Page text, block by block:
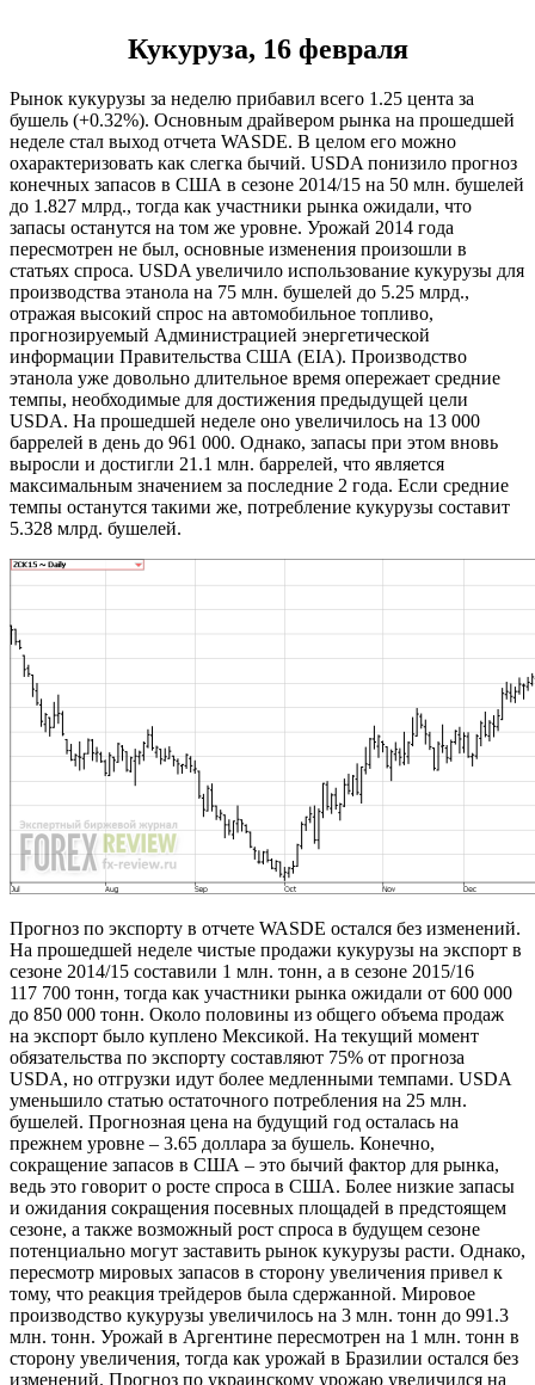
Кукуруза, 16 февраля
Рынок кукурузы за неделю прибавил всего 1.25 цента за
бушель (+0.32%). Основным драйвером рынка на прошедшей
неделе стал выход отчета WASDE. В целом его можно
охарактеризовать как слегка бычий. USDA понизило прогноз
конечных запасов в США в сезоне 2014/15 на 50 млн. бушелей
до 1.827 млрд., тогда как участники рынка ожидали, что
запасы останутся на том же уровне. Урожай 2014 года
пересмотрен не был, основные изменения произошли в
статьях спроса. USDA увеличило использование кукурузы для
производства этанола на 75 млн. бушелей до 5.25 млрд.,
отражая высокий спрос на автомобильное топливо,
прогнозируемый Администрацией энергетической
информации Правительства США (EIA). Производство
этанола уже довольно длительное время опережает средние
темпы, необходимые для достижения предыдущей цели
USDA. На прошедшей неделе оно увеличилось на 13 000
баррелей в день до 961 000. Однако, запасы при этом вновь
выросли и достигли 21.1 млн. баррелей, что является
максимальным значением за последние 2 года. Если средние
темпы останутся такими же, потребление кукурузы составит
5.328 млрд. бушелей.
Прогноз по экспорту в отчете WASDE остался без изменений.
На прошедшей неделе чистые продажи кукурузы на экспорт в
сезоне 2014/15 составили 1 млн. тонн, а в сезоне 2015/16
117 700 тонн, тогда как участники рынка ожидали от 600 000
до 850 000 тонн. Около половины из общего объема продаж
на экспорт было куплено Мексикой. На текущий момент
обязательства по экспорту составляют 75% от прогноза
USDA, но отгрузки идут более медленными темпами. USDA
уменьшило статью остаточного потребления на 25 млн.
бушелей. Прогнозная цена на будущий год осталась на
прежнем уровне – 3.65 доллара за бушель. Конечно,
сокращение запасов в США – это бычий фактор для рынка,
ведь это говорит о росте спроса в США. Более низкие запасы
и ожидания сокращения посевных площадей в предстоящем
сезоне, а также возможный рост спроса в будущем сезоне
потенциально могут заставить рынок кукурузы расти. Однако,
пересмотр мировых запасов в сторону увеличения привел к
тому, что реакция трейдеров была сдержанной. Мировое
производство кукурузы увеличилось на 3 млн. тонн до 991.3
млн. тонн. Урожай в Аргентине пересмотрен на 1 млн. тонн в
сторону увеличения, тогда как урожай в Бразилии остался без
изменений. Прогноз по украинскому урожаю увеличился на